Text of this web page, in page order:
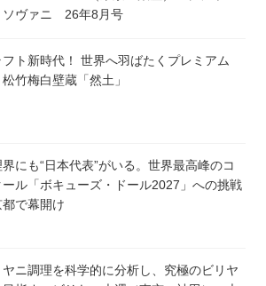
ソヴァニ 26年8月号
フト新時代！ 世界へ羽ばたくプレミアム
竹梅白壁蔵「然土」
にも“日本代表”がいる。世界最高峰のコ
ール「ボキューズ・ドール2027」への挑戦
で幕開け
ヤニ調理を科学的に分析し、究極のビリヤ